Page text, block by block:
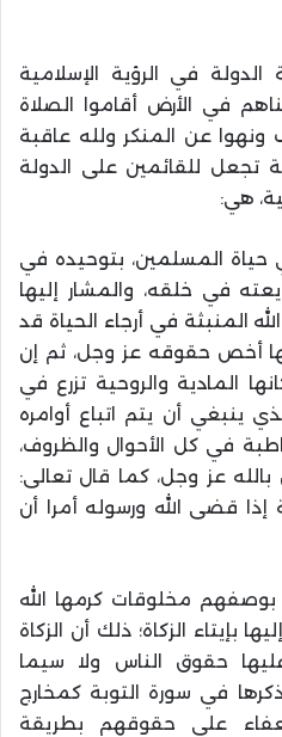
في الرؤية الإسلامية
في الأرض أقاموا الصلاة
ونهوا عن المنكر ولله عاقبة
تجعل للقائمين على الدولة
هي:
حياة المسلمين، بتوحيده في
في خلقه، والمشار إليها
المنبثة في أرجاء الحياة قد
أخص حقوقه عز وجل، ثم إن
المادية والروحية تزرع في
ينبغي أن يتم اتباع أوامره
في كل الأحوال والظروف،
عز وجل، كما قال تعالى:
قضى الله ورسوله أمرا أن
بوصفهم مخلوقات كرمها الله
بإيتاء الزكاة؛ ذلك أن الزكاة
حقوق الناس ولا سيما
ذكرها في سورة التوبة كمخارج
على حقوقهم بطريقة